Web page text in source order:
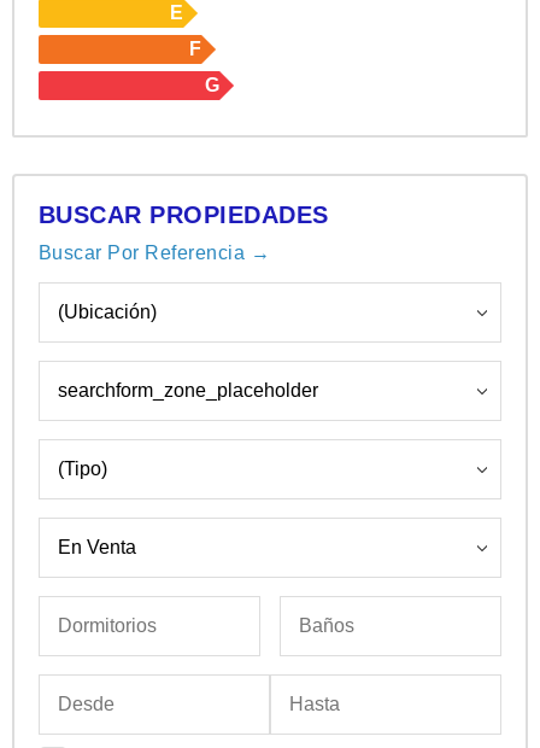
E
F
G
BUSCAR PROPIEDADES
Buscar Por Referencia →